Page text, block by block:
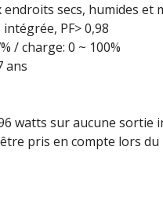
endroits secs, humides et
intégrée, PF> 0,98
/ charge: 0 ~ 100%
ans
watts sur aucune sortie
pris en compte lors du